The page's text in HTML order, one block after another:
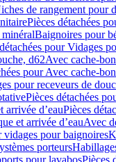
de rangement pour
Pièces détachées
Baignoires pour
pour Vidages
d62Avec cache-
pour Avec cache-
pour receveurs de
Pièces détachées
arrivée d’eauPièces
et arrivée d’eauAvec
vidages pour baignoires
porteurs
pour lavabosPièces